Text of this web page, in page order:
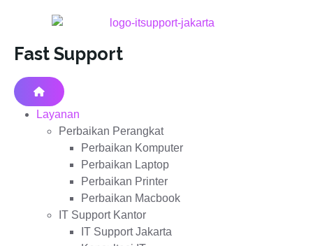
Fast Support
Layanan
Perbaikan Perangkat
Perbaikan Komputer
Perbaikan Laptop
Perbaikan Printer
Perbaikan Macbook
IT Support Kantor
IT Support Jakarta